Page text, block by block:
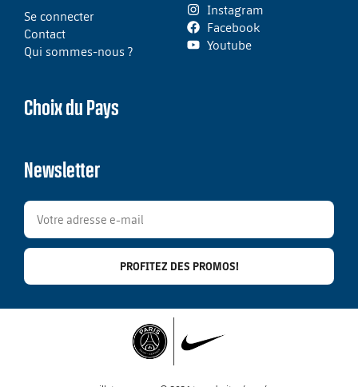
Se connecter
Contact
Qui sommes-nous ?
Instagram
Facebook
Youtube
Choix du Pays
Newsletter
PROFITEZ DES PROMOS!